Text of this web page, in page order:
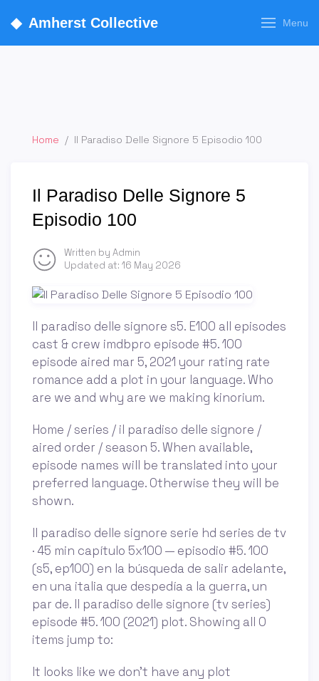
◆ Amherst Collective Menu
Home / Il Paradiso Delle Signore 5 Episodio 100
Il Paradiso Delle Signore 5
Episodio 100
Written by Admin
Updated at: 16 May 2026
Il paradiso delle signore s5. E100 all episodes
cast & crew imdbpro episode #5. 100
episode aired mar 5, 2021 your rating rate
romance add a plot in your language. Who
are we and why are we making kinorium.
Home / series / il paradiso delle signore /
aired order / season 5. When available,
episode names will be translated into your
preferred language. Otherwise they will be
shown.
Il paradiso delle signore serie hd series de tv
· 45 min capítulo 5x100 — episodio #5. 100
(s5, ep100) en la búsqueda de salir adelante,
en una italia que despedía a la guerra, un
par de. Il paradiso delle signore (tv series)
episode #5. 100 (2021) plot. Showing all 0
items jump to:
It looks like we don't have any plot